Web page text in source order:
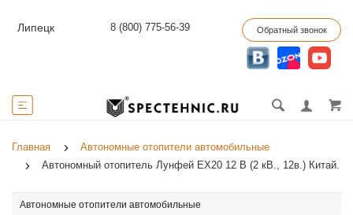
Липецк 8 (800) 775-56-39 Обратный звонок
Главная
Автономные отопители автомобильные
Автономный отопитель Лунфей EX20 12 В (2 кВ., 12в.) Китай.
Автономные отопители автомобильные